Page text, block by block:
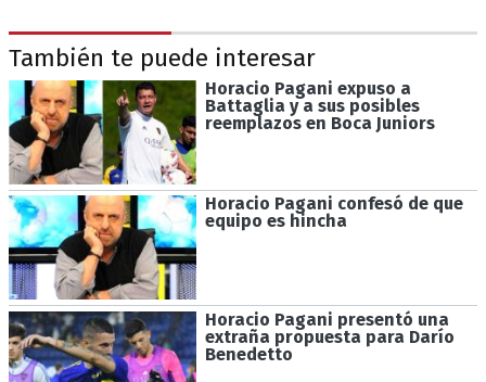
También te puede interesar
Horacio Pagani expuso a
Battaglia y a sus posibles
reemplazos en Boca Juniors
Horacio Pagani confesó de que
equipo es hincha
Horacio Pagani presentó una
extraña propuesta para Darío
Benedetto